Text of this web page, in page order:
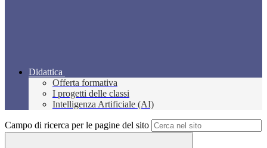
Didattica
Offerta formativa
I progetti delle classi
Intelligenza Artificiale (AI)
Campo di ricerca per le pagine del sito